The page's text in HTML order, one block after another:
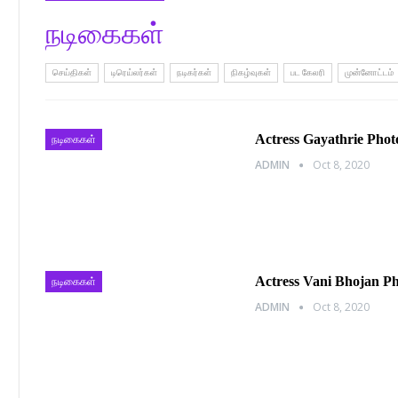
நடிகைகள்
செய்திகள் டிரெய்லர்கள் நடிகர்கள் நிகழ்வுகள் பட கேலரி முன்னோட்டம்
நடிகைகள்
Actress Gayathrie
ADMIN
Oct 8, 2020
நடிகைகள்
Actress Vani Bhojan
ADMIN
Oct 8, 2020